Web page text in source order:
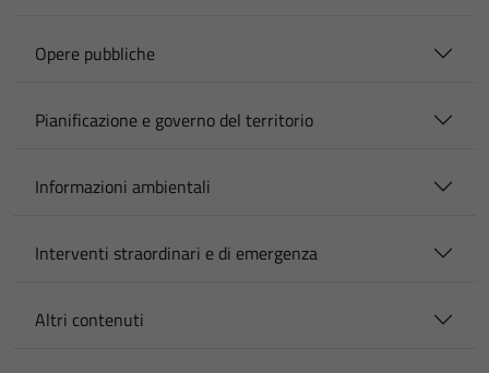
Opere pubbliche
Pianificazione e governo del territorio
Informazioni ambientali
Interventi straordinari e di emergenza
Altri contenuti